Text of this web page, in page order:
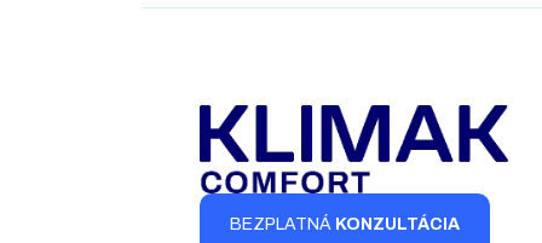
BEZPLATNÁ KONZULTÁCIA